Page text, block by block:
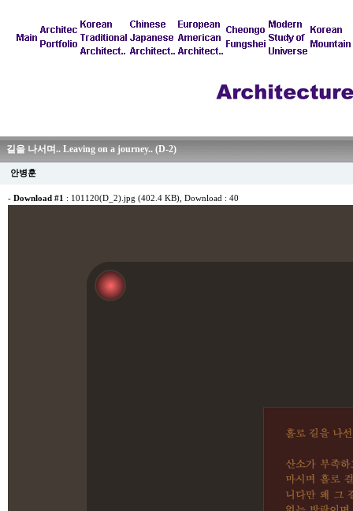
길을 나서며.. Leaving on a journey.. (D-2)
안병훈
- Download #1 : 101120(D_2).jpg (402.4 KB) , Download : 40